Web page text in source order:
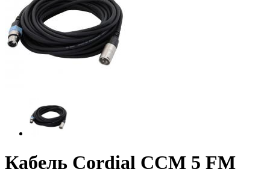
Кабель Cordial CCM 5 FM